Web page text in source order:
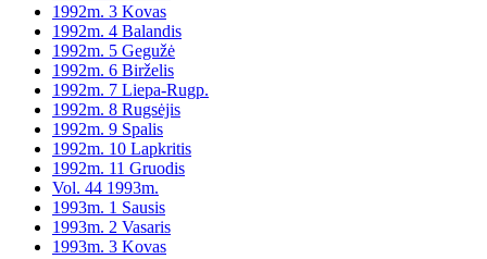
1992m. 3 Kovas
1992m. 4 Balandis
1992m. 5 Gegužė
1992m. 6 Birželis
1992m. 7 Liepa-Rugp.
1992m. 8 Rugsėjis
1992m. 9 Spalis
1992m. 10 Lapkritis
1992m. 11 Gruodis
Vol. 44 1993m.
1993m. 1 Sausis
1993m. 2 Vasaris
1993m. 3 Kovas